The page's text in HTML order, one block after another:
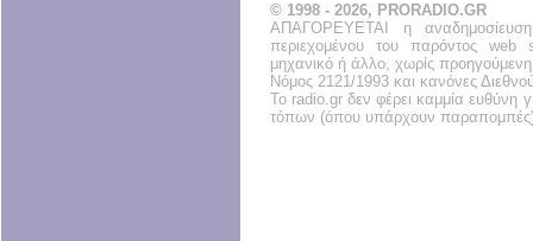
© 1998 - 2026, PRORADIO.GR
ΑΠΑΓΟΡΕΥΕΤΑΙ η
περιεχομένου του παρόντος web
μηχανικό ή άλλο, χωρίς
Νόμος 2121/1993 και κανόνες
Το radio.gr δεν φέρει καμμία ευθύνη
τόπων (όπου υπάρχουν